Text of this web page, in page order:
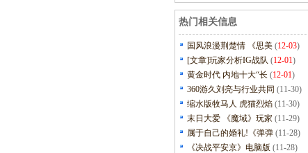
热门相关信息
国风浪漫荆楚情 《思美 (12-03)
[文章]玩家分析IG战队 (12-01)
黄金时代 内地十大“长 (12-01)
360游久刘亮与行业共同 (11-30)
缩水版牧马人 虎猫烈焰 (11-30)
末日大爱 《魔域》玩家 (11-29)
属于自己的婚礼!《弹弹 (11-28)
《决战平安京》电脑版 (11-28)